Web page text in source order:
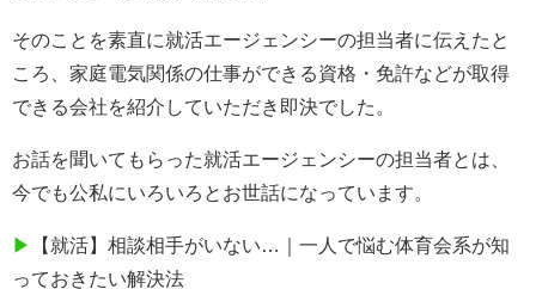
そのことを素直に就活エージェンシーの担当者に伝えたと
ころ、家庭電気関係の仕事ができる資格・免許などが取得
できる会社を紹介していただき即決でした。
お話を聞いてもらった就活エージェンシーの担当者とは、
今でも公私にいろいろとお世話になっています。
▶
【就活】相談相手がいない…｜一人で悩む体育会系が知
っておきたい解決法